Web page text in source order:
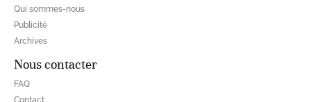
Qui sommes-nous
Publicité
Archives
Nous contacter
FAQ